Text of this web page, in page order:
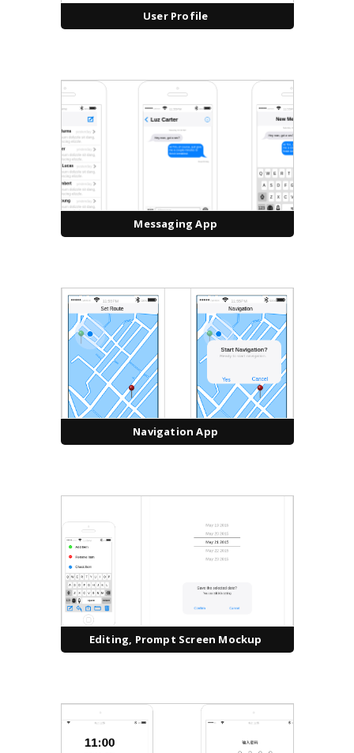
User Profile
Messaging App
Navigation App
Editing, Prompt Screen Mockup